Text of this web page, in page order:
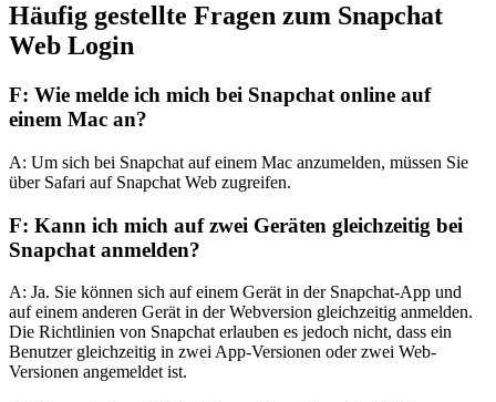
Häufig gestellte Fragen zum Snapchat
Web Login
F: Wie melde ich mich bei Snapchat online auf
einem Mac an?
A: Um sich bei Snapchat auf einem Mac anzumelden, müssen Sie
über Safari auf Snapchat Web zugreifen.
F: Kann ich mich auf zwei Geräten gleichzeitig bei
Snapchat anmelden?
A: Ja. Sie können sich auf einem Gerät in der Snapchat-App und
auf einem anderen Gerät in der Webversion gleichzeitig anmelden.
Die Richtlinien von Snapchat erlauben es jedoch nicht, dass ein
Benutzer gleichzeitig in zwei App-Versionen oder zwei Web-
Versionen angemeldet ist.